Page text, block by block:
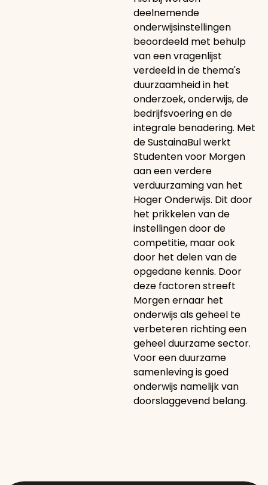
deelnemende
onderwijsinstellingen
beoordeeld met behulp
van een vragenlijst
verdeeld in de thema's
duurzaamheid in het
onderzoek, onderwijs, de
bedrijfsvoering en de
integrale benadering. Met
de SustainaBul werkt
Studenten voor Morgen
aan een verdere
verduurzaming van het
Hoger Onderwijs. Dit door
het prikkelen van de
instellingen door de
competitie, maar ook
door het delen van de
opgedane kennis. Door
deze factoren streeft
Morgen ernaar het
onderwijs als geheel te
verbeteren richting een
geheel duurzame sector.
Voor een duurzame
samenleving is goed
onderwijs namelijk van
doorslaggevend belang.